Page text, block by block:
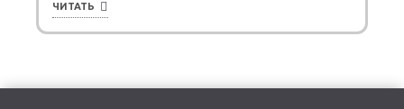
ЧИТАТЬ